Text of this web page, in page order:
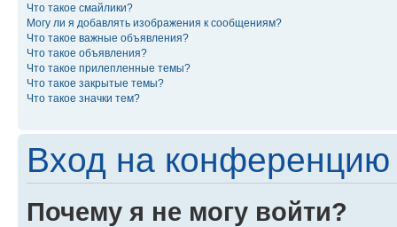
Что такое смайлики?
Могу ли я добавлять изображения к сообщениям?
Что такое важные объявления?
Что такое объявления?
Что такое прилепленные темы?
Что такое закрытые темы?
Что такое значки тем?
Вход на конференцию
Почему я не могу войти?